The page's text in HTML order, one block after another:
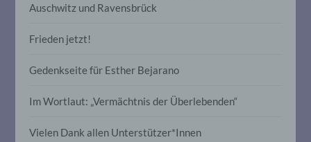
Auschwitz und Ravensbrück
Frieden jetzt!
Gedenkseite für Esther Bejarano
Im Wortlaut: „Vermächtnis der Überlebenden“
Vielen Dank allen Unterstützer*Innen
Einschränkung der Verarbeitung ist die
personenbezogener Daten mit dem Ziel,
ihre künftige Verarbeitung einzuschränken.
Verarbeitung personenbezogener Daten,